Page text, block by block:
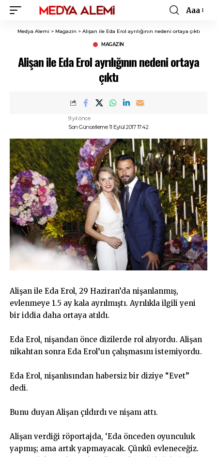
Font
Resizer
Aaa
Medya Alemi > Magazin > Alişan ile Eda Erol ayrılığının nedeni ortaya çıktı
MAGAZIN
Alişan ile Eda Erol ayrılığının nedeni ortaya
çıktı
Son Güncelleme 11 Eylül 2017 17:42
9 yıl önce
Alişan ile Eda Erol, 29 Haziran’da nişanlanmış,
evlenmeye 1.5 ay kala ayrılmıştı. Ayrılıkla ilgili yeni
bir iddia daha ortaya atıldı.
Eda Erol, nişandan önce dizilerde rol alıyordu. Alişan
nikahtan sonra Eda Erol’un çalışmasını istemiyordu.
Eda Erol, nişanlısından habersiz bir diziye “Evet”
dedi.
Bunu duyan Alişan çıldırdı ve nişanı attı.
Alişan verdiği röportajda, ‘Eda önceden oyunculuk
yapmış; ama artık yapmayacak. Çünkü evleneceğiz.